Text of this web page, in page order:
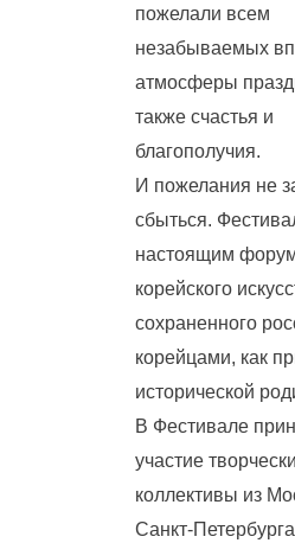
пожелали всем
незабываемых
атмосферы
также счастья и
благополучия.
И пожелания не
сбыться.
настоящим
корейского
сохраненного
корейцами, как
исторической
В Фестивале
участие
коллективы из
Санкт-